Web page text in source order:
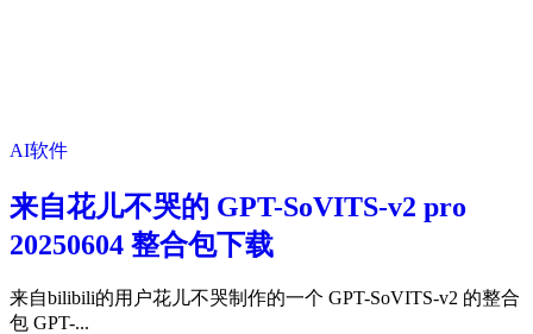
AI软件
来自花儿不哭的 GPT-SoVITS-v2 pro
20250604 整合包下载
来自bilibili的用户花儿不哭制作的一个 GPT-SoVITS-v2 的整合
包 GPT-...